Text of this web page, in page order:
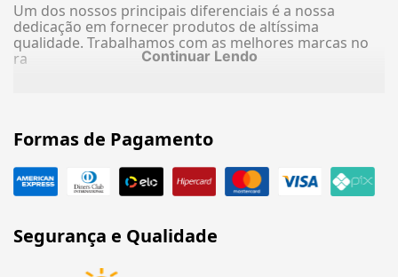
Um dos nossos principais diferenciais é a nossa
dedicação em fornecer produtos de altíssima
qualidade. Trabalhamos com as melhores marcas no
ra
Continuar Lendo
Formas de Pagamento
Segurança e Qualidade